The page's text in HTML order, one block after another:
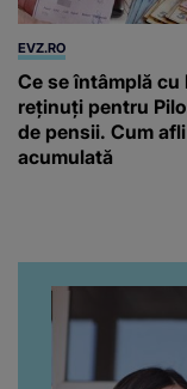
EVZ.RO
Ce se întâmplă cu
reținuți pentru
de pensii. Cum
acumulată